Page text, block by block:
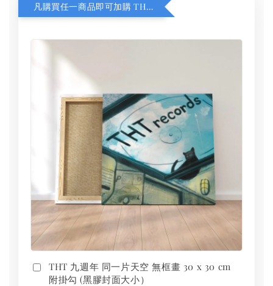
凡購買任一商品即可加購 THT 九週年 同一片天空 無框畫 30 x 30 cm 附掛勾 (黑膠封面大小）
THT 九週年 同一片天空 無框畫 30 x 30 cm
附掛勾 (黑膠封面大小）